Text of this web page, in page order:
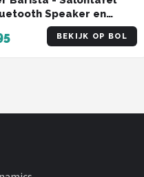
Speaker en
Opladen - Lichtbruin -
Design - Speaker Tafel -
speaker – Muziekbox
BEKIJK OP BOL